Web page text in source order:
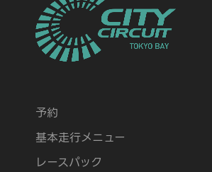
予約
基本走行メニュー
レースパック